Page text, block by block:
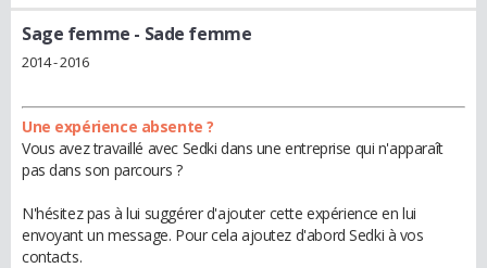
Sage femme - Sade femme
2014 - 2016
Une expérience absente ?
Vous avez travaillé avec Sedki dans une entreprise qui n'apparaît
pas dans son parcours ?
N'hésitez pas à lui suggérer d'ajouter cette expérience en lui
envoyant un message. Pour cela ajoutez d'abord Sedki à vos
contacts.